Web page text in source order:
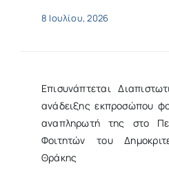
8 Ιουλίου, 2026
Επισυνάπτεται
ανάδειξης εκπροσώπου
αναπληρωτή της στο
Φοιτητών του
Θράκης